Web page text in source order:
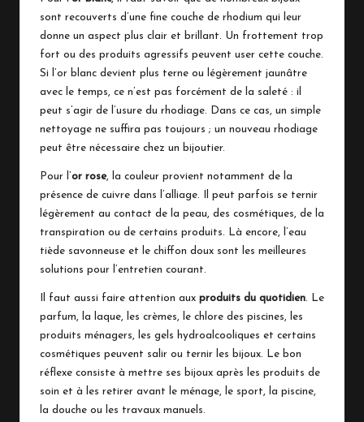
sont recouverts d’une fine couche de rhodium qui leur
donne un aspect plus clair et brillant. Un frottement trop
fort ou des produits agressifs peuvent user cette couche.
Si l’or blanc devient plus terne ou légèrement jaunâtre
avec le temps, ce n’est pas forcément de la saleté : il
peut s’agir de l’usure du rhodiage. Dans ce cas, un simple
nettoyage ne suffira pas toujours ; un nouveau rhodiage
peut être nécessaire chez un bijoutier.
Pour l’ or rose, la couleur provient notamment de la
présence de cuivre dans l’alliage. Il peut parfois se ternir
légèrement au contact de la peau, des cosmétiques, de la
transpiration ou de certains produits. Là encore, l’eau
tiède savonneuse et le chiffon doux sont les meilleures
solutions pour l’entretien courant.
Il faut aussi faire attention aux produits du quotidien. Le
parfum, la laque, les crèmes, le chlore des piscines, les
produits ménagers, les gels hydroalcooliques et certains
cosmétiques peuvent salir ou ternir les bijoux. Le bon
réflexe consiste à mettre ses bijoux après les produits de
soin et à les retirer avant le ménage, le sport, la piscine,
la douche ou les travaux manuels.